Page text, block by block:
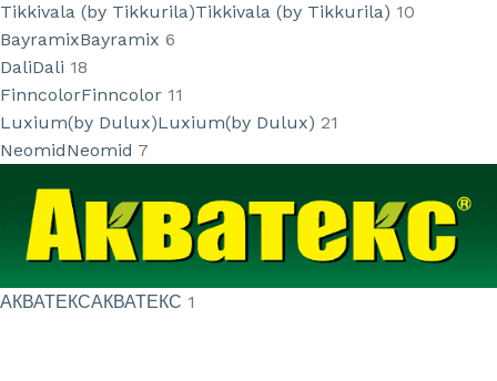
Tikkivala (by Tikkurila)Tikkivala (by Tikkurila) 10
BayramixBayramix 6
DaliDali 18
FinncolorFinncolor 11
Luxium(by Dulux)Luxium(by Dulux) 21
NeomidNeomid 7
АКВАТЕКСАКВАТЕКС 1